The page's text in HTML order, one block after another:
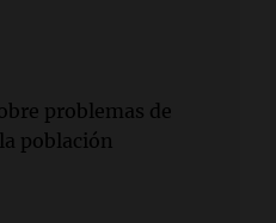
problemas de
población